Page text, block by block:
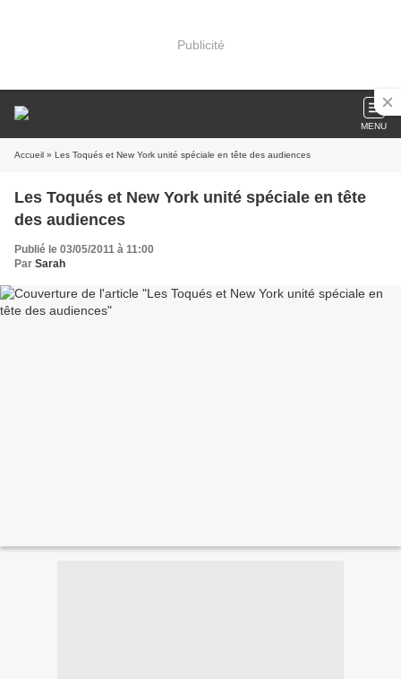
Publicité
MENU
Accueil » Les Toqués et New York unité spéciale en tête des audiences
Les Toqués et New York unité spéciale en tête
des audiences
Publié le 03/05/2011 à 11:00
Par Sarah